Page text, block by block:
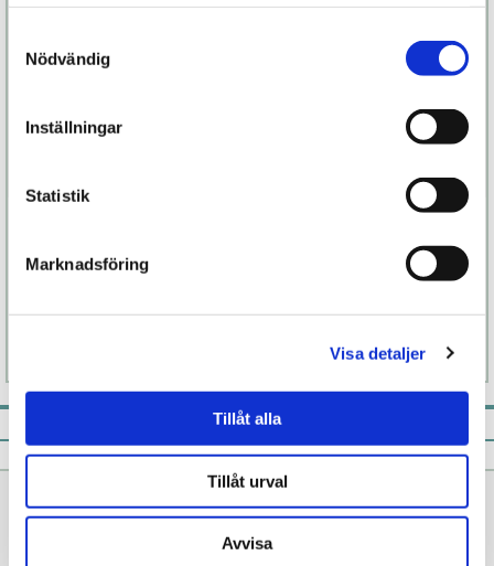
Nödvändig
Inställningar
Statistik
Marknadsföring
Visa detaljer
Tillåt alla
Tillåt urval
Avvisa
ON Orgasmolja
Finns fler alternativ
Köp
Läs mer
Pistill rekommenderar